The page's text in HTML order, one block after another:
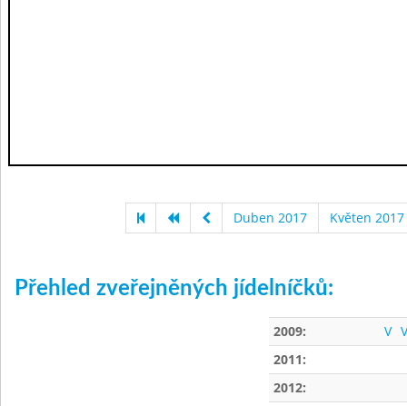
Duben 2017 Květen 2017
Přehled zveřejněných jídelníčků:
2009: V
2011:
2012: